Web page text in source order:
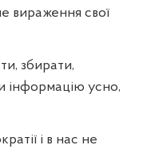
вираження свої
збирати,
інформацію усно,
і в нас не